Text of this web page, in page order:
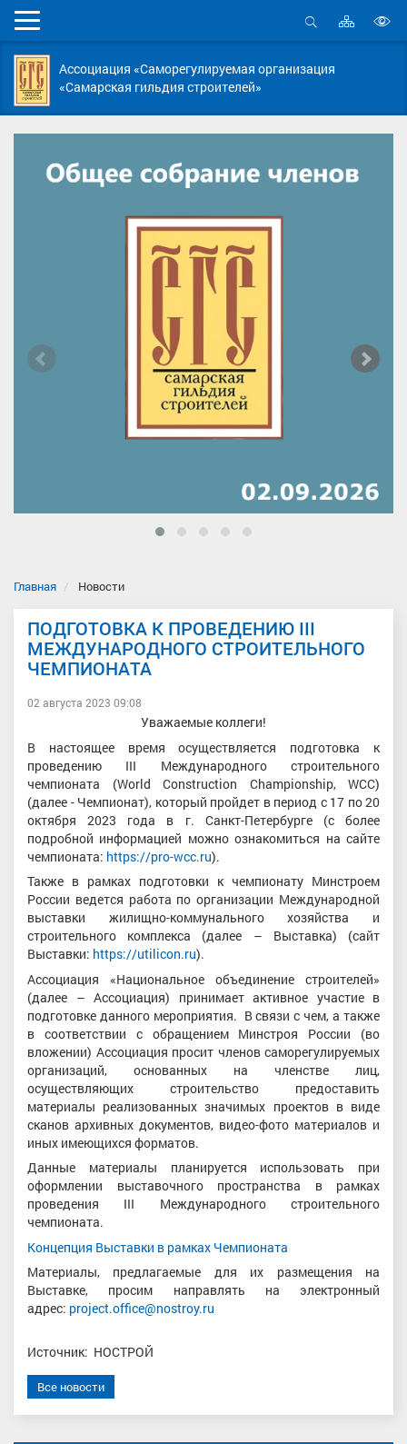
Мобильное
меню
Открыть
Карта
сайта
Ассоциация «Саморегулируемая организация
«Самарская гильдия строителей»
Главная Новости
ПОДГОТОВКА К ПРОВЕДЕНИЮ III
МЕЖДУНАРОДНОГО СТРОИТЕЛЬНОГО
ЧЕМПИОНАТА
02 августа 2023 09:08
Уважаемые коллеги!
В настоящее время осуществляется подготовка к
проведению III Международного строительного
чемпионата (World Construction Championship, WCC)
(далее - Чемпионат), который пройдет в период с 17 по 20
октября 2023 года в г. Санкт-Петербурге (с более
подробной информацией можно ознакомиться на сайте
чемпионата: https://pro-wcc.ru).
Также в рамках подготовки к чемпионату Минстроем
России ведется работа по организации Международной
выставки жилищно-коммунального хозяйства и
строительного комплекса (далее – Выставка) (сайт
Выставки: https://utilicon.ru).
Ассоциация «Национальное объединение строителей»
(далее – Ассоциация) принимает активное участие в
подготовке данного мероприятия. В связи с чем, а также
в соответствии с обращением Минстроя России (во
вложении) Ассоциация просит членов саморегулируемых
организаций, основанных на членстве лиц,
осуществляющих строительство предоставить
материалы реализованных значимых проектов в виде
сканов архивных документов, видео-фото материалов и
иных имеющихся форматов.
Данные материалы планируется использовать при
оформлении выставочного пространства в рамках
проведения III Международного строительного
чемпионата.
Концепция Выставки в рамках Чемпионата
Материалы, предлагаемые для их размещения на
Выставке, просим направлять на электронный
адрес: project.office@nostroy.ru
Источник: НОСТРОЙ
Все новости